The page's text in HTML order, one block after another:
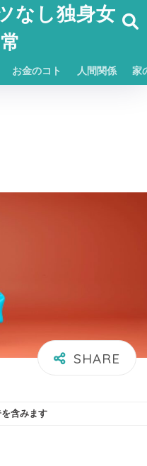
なし独身女
お金のコト 人間関係 家
含みます